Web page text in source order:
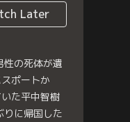
Later
の死体が遺
ポートか
た平中智樹
に帰国した